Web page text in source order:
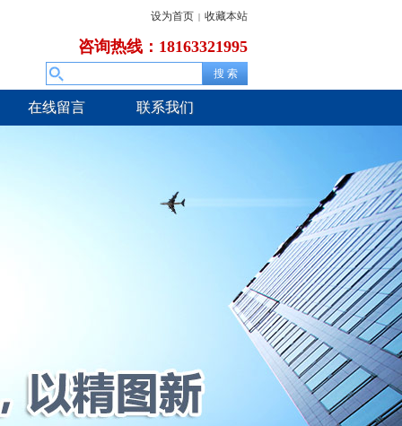
设为首页 | 收藏本站
咨询热线：18163321995
在线留言 联系我们